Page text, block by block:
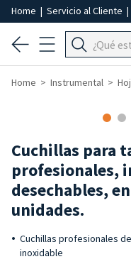
Home | Servicio al Cliente |
Home Instrumental
Cuchillas para
profesionales,
desechables,
unidades.
Cuchillas profesionales
inoxidable